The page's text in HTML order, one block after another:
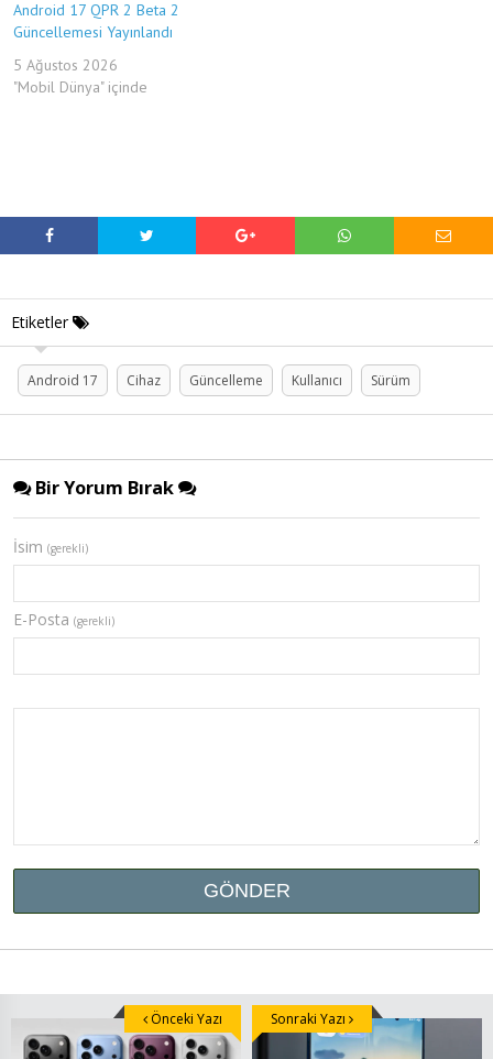
Android 17 QPR 2 Beta 2
Güncellemesi Yayınlandı
5 Ağustos 2026
"Mobil Dünya" içinde
Etiketler
Android 17 Cihaz Güncelleme Kullanıcı Sürüm
Bir Yorum Bırak
İsim (gerekli)
E-Posta (gerekli)
Önceki Yazı Sonraki Yazı